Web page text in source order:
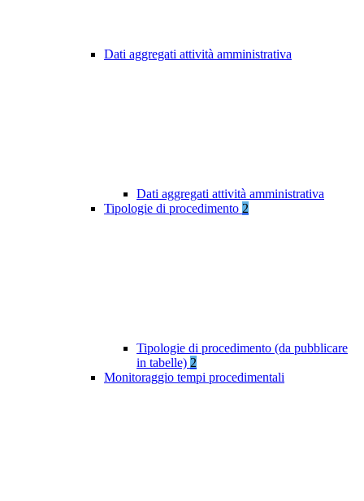
Dati aggregati attività amministrativa
Dati aggregati attività amministrativa
Tipologie di procedimento 2
Tipologie di procedimento (da pubblicare
in tabelle) 2
Monitoraggio tempi procedimentali